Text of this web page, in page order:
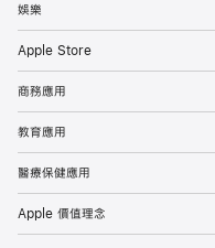
娛樂
Apple Store
商務應用
教育應用
醫療保健應用
Apple 價值理念